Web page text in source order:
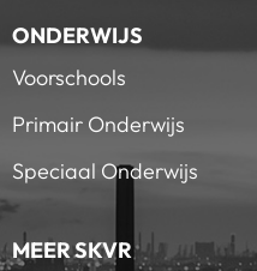
ONDERWIJS
Voorschools
Primair Onderwijs
Speciaal Onderwijs
MEER SKVR